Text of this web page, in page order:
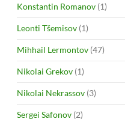
Konstantin Romanov (1)
Leonti Tšemisov (1)
Mihhail Lermontov (47)
Nikolai Grekov (1)
Nikolai Nekrassov (3)
Sergei Safonov (2)